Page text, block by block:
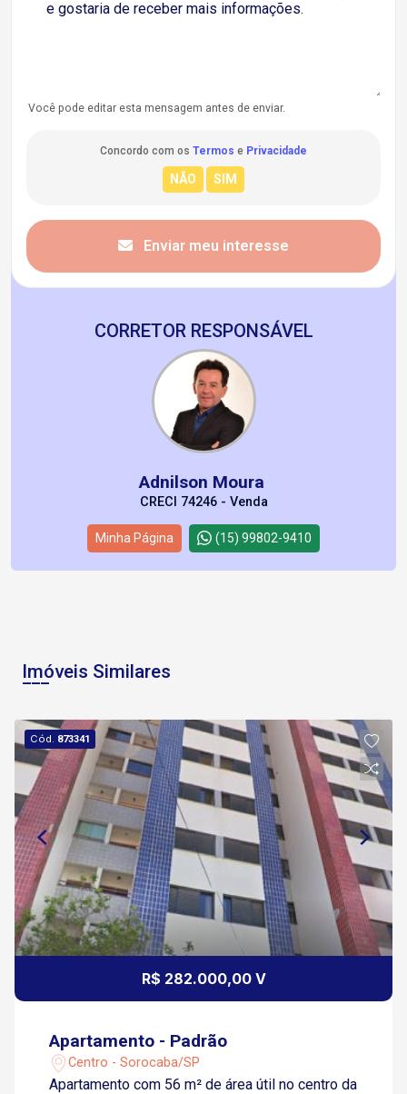
Você pode editar esta mensagem antes de enviar.
Concordo com os Termos e Privacidade
Enviar meu interesse
CORRETOR RESPONSÁVEL
Adnilson Moura
CRECI 74246 - Venda
Minha Página (15) 99802-9410
Imóveis Similares
Cód. 873341
R$ 282.000,00 V
Apartamento - Padrão
Centro - Sorocaba/SP
Apartamento com 56 m² de área útil no centro da